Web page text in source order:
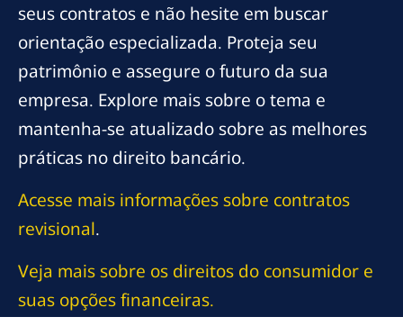
seus contratos e não hesite em buscar
orientação especializada. Proteja seu
patrimônio e assegure o futuro da sua
empresa. Explore mais sobre o tema e
mantenha-se atualizado sobre as melhores
práticas no direito bancário.
Acesse mais informações sobre contratos
revisional.
Veja mais sobre os direitos do consumidor e
suas opções financeiras.